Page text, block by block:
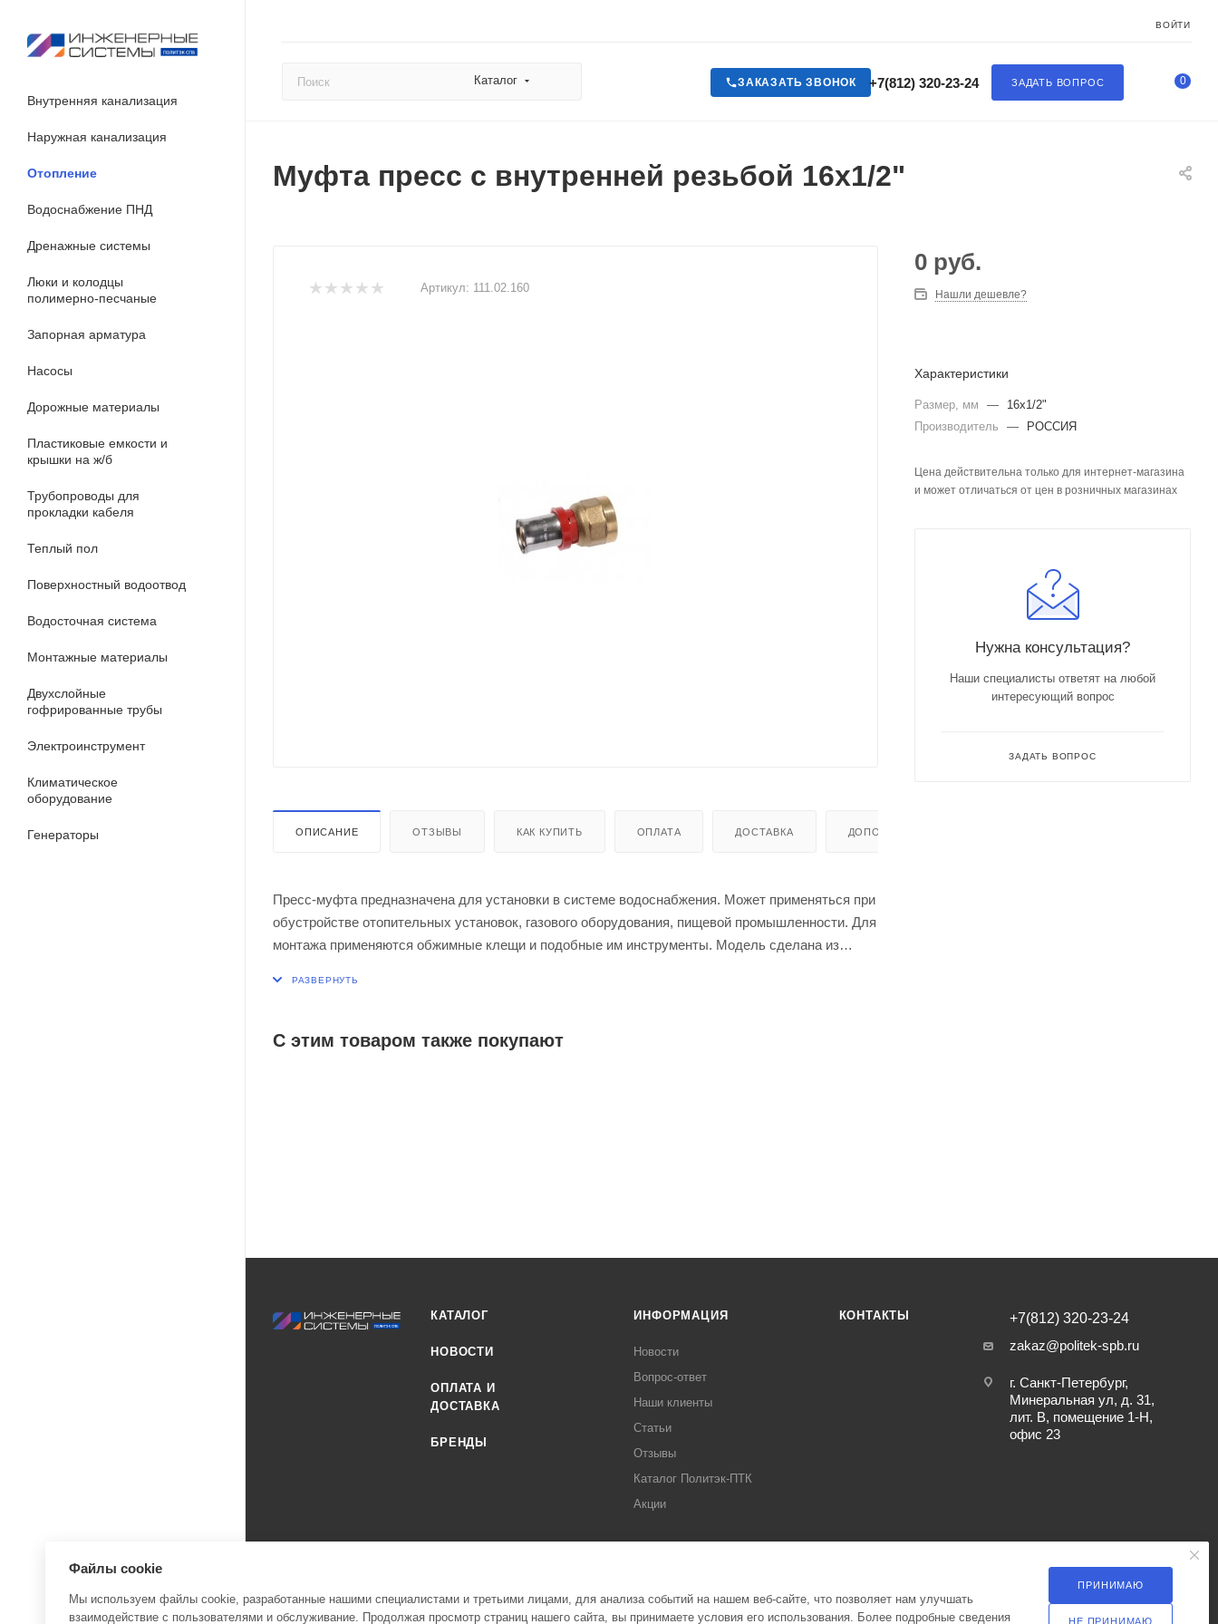
ВОЙТИ
Каталог ЗАДАТЬ ВОПРОС
+7(812) 320-23-24
ЗАКАЗАТЬ ЗВОНОК 0
Внутренняя канализация
Наружная канализация
Отопление
Водоснабжение ПНД
Дренажные системы
Люки и колодцы
полимерно-песчаные
Запорная арматура
Насосы
Дорожные материалы
Пластиковые емкости и
крышки на ж/б
Трубопроводы для
прокладки кабеля
Теплый пол
Поверхностный водоотвод
Водосточная система
Монтажные материалы
Двухслойные
гофрированные трубы
Электроинструмент
Климатическое
оборудование
Генераторы
Муфта пресс с внутренней резьбой 16х1/2"
Артикул: 111.02.160
ОПИСАНИЕ ОТЗЫВЫ КАК КУПИТЬ ОПЛАТА ДОСТАВКА ДОПОЛНИТЕЛЬНО
Пресс-муфта предназначена для установки в системе водоснабжения. Может применяться при
обустройстве отопительных установок, газового оборудования, пищевой промышленности. Для
монтажа применяются обжимные клещи и подобные им инструменты. Модель сделана из
С этим товаром также покупают
0 руб.
Нашли дешевле?
Характеристики
Размер, мм —
16х1/2"
Производитель
— РОССИЯ
Цена действительна только для интернет-магазина
и может отличаться от цен в розничных магазинах
Нужна консультация?
Наши специалисты ответят на любой
интересующий вопрос
ЗАДАТЬ ВОПРОС
КАТАЛОГ
НОВОСТИ
ОПЛАТА И
ДОСТАВКА
БРЕНДЫ
ИНФОРМАЦИЯ
Новости
Вопрос-ответ
Наши клиенты
Статьи
Отзывы
Каталог Политэк-ПТК
Акции
КОНТАКТЫ
+7(812) 320-23-24
zakaz@politek-spb.ru
г. Санкт-Петербург,
Минеральная ул, д. 31,
лит. В, помещение 1-Н,
офис 23
Файлы cookie
Мы используем файлы cookie, разработанные нашими специалистами и третьими лицами, для анализа событий на нашем веб-сайте, что позволяет нам улучшать
взаимодействие с пользователями и обслуживание. Продолжая просмотр страниц нашего сайта, вы принимаете условия его использования. Более подробные сведения
ПРИНИМАЮ
НЕ ПРИНИМАЮ